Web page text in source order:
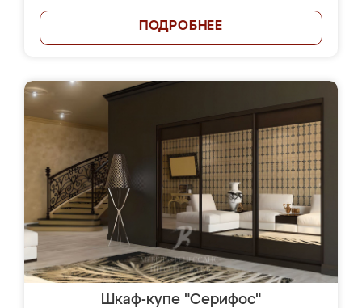
ПОДРОБНЕЕ
Шкаф-купе "Серифос"